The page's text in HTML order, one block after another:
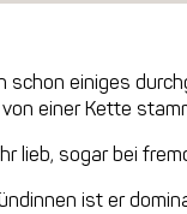
schon einiges
einer Kette
lieb, sogar bei
ist er